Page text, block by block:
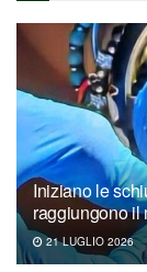
Iniziano le
raggiungono il
21 LUGLIO 2026